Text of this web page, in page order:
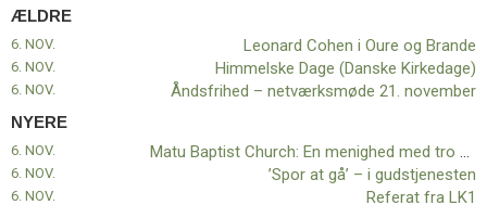
13.0:
Værktøjskassen
Mission
Om
BaptistKirken
indlæg:
Matu
Baptist
ÆLDRE
6. NOV. Leonard Cohen i Oure og Brande
6. NOV. Himmelske Dage (Danske Kirkedage)
6. NOV. Åndsfrihed – netværksmøde 21. november
NYERE
Matu Baptist Church: En menighed med tro på fremtiden
6. NOV.
’Spor at gå’ – i gudstjenesten
6. NOV.
Referat fra LK1
6. NOV.